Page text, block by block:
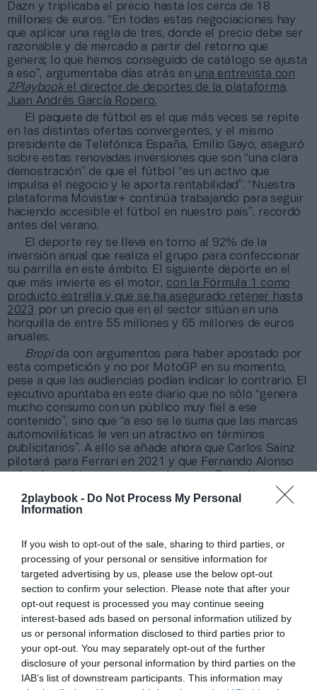
2playbook - Do Not Process My Personal
Information
If you wish to opt-out of the sale, sharing to third parties, or
processing of your personal or sensitive information for
targeted advertising by us, please use the below opt-out
section to confirm your selection. Please note that after your
opt-out request is processed you may continue seeing
interest-based ads based on personal information utilized by
us or personal information disclosed to third parties prior to
your opt-out. You may separately opt-out of the further
disclosure of your personal information by third parties on the
IAB’s list of downstream participants. This information may
Dazn y triplicaba el precio hasta los cerca de 18
millones de euros. “En todas estas negociaciones hay
que aplicar una regla de tres, donde el precio debe ser
razonable y de mercado a partir del retorno que
genera; lo que hemos conseguido de catálogo se ajusta
a eso”, argumentaba días atrás en una entrevista con
2Playbookel director de deportes de la plataforma,
Juan Andrés García Ropero.
El paquete de fútbol es el que más veces se repite
en las distintas ofertas convergentes, y el mismo
presidente de Telefónica España, Emilio Gayo, aseguró
sobre estas renovadas inversiones que son “una clara
demostración” de que el fútbol “es un activo que
impulsa el negocio y le aporta rentabilidad”. “Nuestra
plataforma Movistar+ continúa trabajando para seguir
haciendo accesible el fútbol en nuestro país”, recordó
antes del verano.
El deporte rey se lleva en torno al 92% de la
inversión anual que realiza el grupo para confeccionar
su parrilla en este ámbito. El siguiente deporte en el
que más invierte es el motor, con la Fórmula 1 como
producto estrella y que se ha asegurado retener hasta
2023 por un precio que en el sector sitúan en una
horquilla de entre 55 millones y 65 millones de euros
anuales.
Bropida con argumentos para haber apostado por
esta competición y no por MotoGP en su momento,
pese a que las audiencias podían indicar lo contrario. El
ejecutivo apuntaba en este diario que no sólo “genera
mucho consumo con un público muy fiel a ese
contenido”, sino que “a eso se le suma que las marcas
automovilísticas le ven un atractivo en términos
publicitarios”. A ello se añade ahora que Carlos Sainz
pilotará para Ferrari en 2021 y que Fernando Alonso